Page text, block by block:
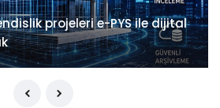
projeleri e-PYS ile dijital